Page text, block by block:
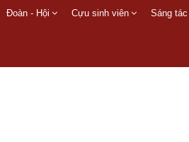
Đoàn - Hội Cựu sinh viên Sáng